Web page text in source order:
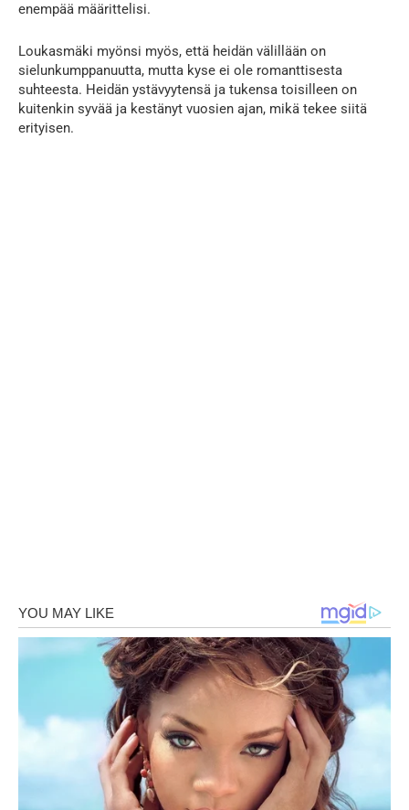
enempää määrittelisi.
Loukasmäki myönsi myös, että heidän välillään on
sielunkumppanuutta, mutta kyse ei ole romanttisesta
suhteesta. Heidän ystävyytensä ja tukensa toisilleen on
kuitenkin syvää ja kestänyt vuosien ajan, mikä tekee siitä
erityisen.